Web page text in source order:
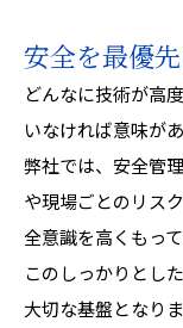
安全を最優
どんなに技術が高
いなければ意味が
弊社では、安全管
や現場ごとのリス
全意識を高くもっ
このしっかりとし
大切な基盤となりま